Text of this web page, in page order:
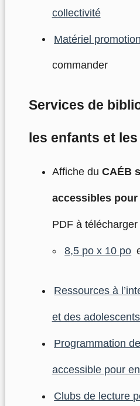
collectivité
Matériel
commander
Services de
les enfants et
Affiche du CAÉB
accessibles
PDF à télécharger
8,5 po x 10 po
Ressources à
et des
Programmation
accessible pour
Clubs de lecture